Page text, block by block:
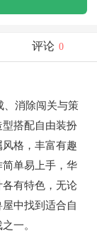
评论 0
、消除闯关与策
型搭配自由装扮
格，丰富有趣
单易上手，华
有特色，无论
中找到适合自
一。